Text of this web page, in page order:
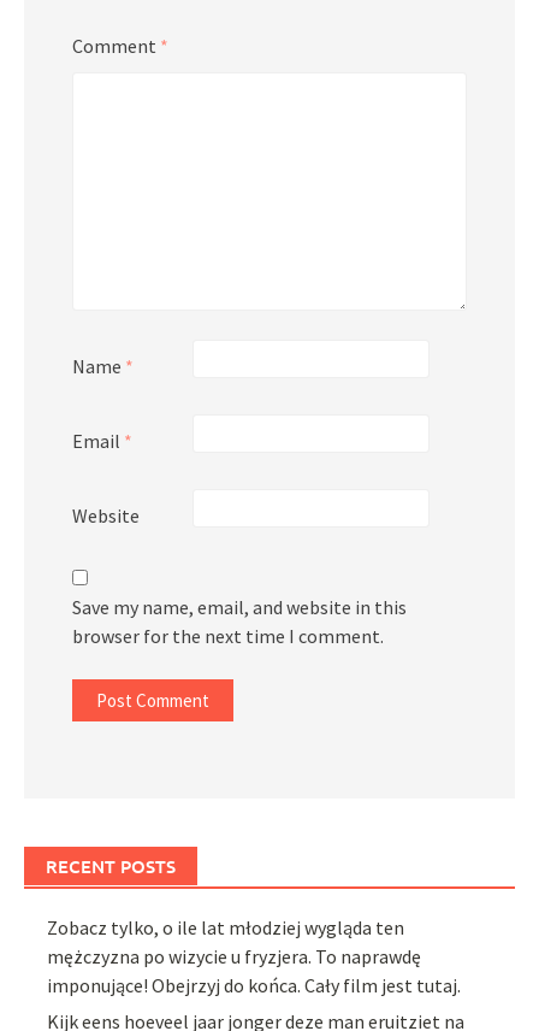
Comment *
Name *
Email *
Website
Save my name, email, and website in this
browser for the next time I comment.
RECENT POSTS
Zobacz tylko, o ile lat młodziej wygląda ten
mężczyzna po wizycie u fryzjera. To naprawdę
imponujące! Obejrzyj do końca. Cały film jest tutaj.
Kijk eens hoeveel jaar jonger deze man eruitziet na